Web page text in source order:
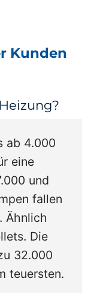
Kunden
ab 4.000
eine
und
fallen
Ähnlich
Die
32.000
teuersten.